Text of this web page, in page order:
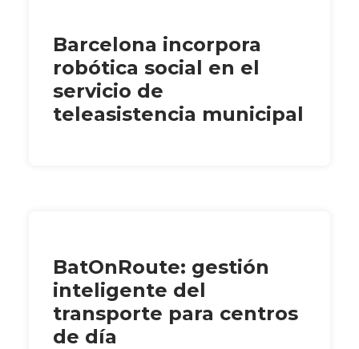
Barcelona incorpora
robótica social en el
servicio de
teleasistencia municipal
BatOnRoute: gestión
inteligente del
transporte para centros
de día